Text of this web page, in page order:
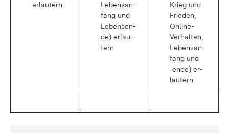
er­läu­tern
Le­bens­an­
fang und
Le­bens­en­
de) er­läu­
tern
Krieg und
Frie­den,
On­line-
Ver­hal­ten,
Le­bens­an­
fang und
‑en­de) er­
läu­tern